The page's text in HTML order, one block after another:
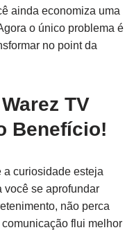
ainda economiza uma
o único problema é
no point da
TV
Benefício!
a curiosidade esteja
você se aprofundar
não perca
flui melhor